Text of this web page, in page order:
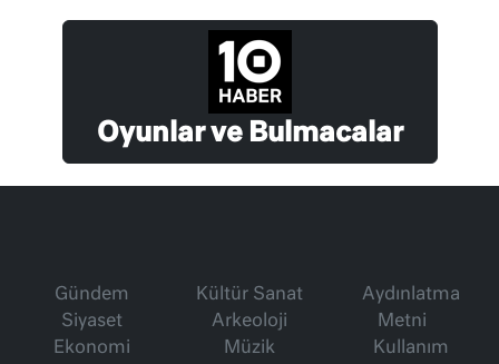
Oyunlar ve Bulmacalar
Gündem
Siyaset
Ekonomi
Kültür Sanat
Arkeoloji
Müzik
Aydınlatma
Metni
Kullanım